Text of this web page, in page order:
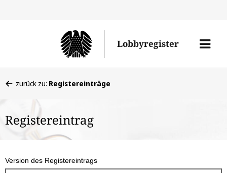
Lobbyregister
Menü
befinden
hier:
zurück zu: Registereinträge
Registereintrag
Version des Registereintrags